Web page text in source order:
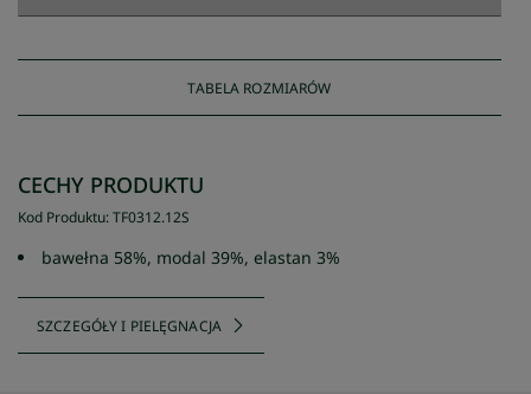
TABELA ROZMIARÓW
CECHY PRODUKTU
Kod Produktu:TF0312.12S
bawełna 58%, modal 39%, elastan 3%
SZCZEGÓŁY I PIELĘGNACJA